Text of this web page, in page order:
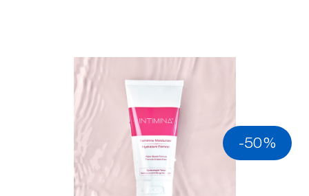
-50%